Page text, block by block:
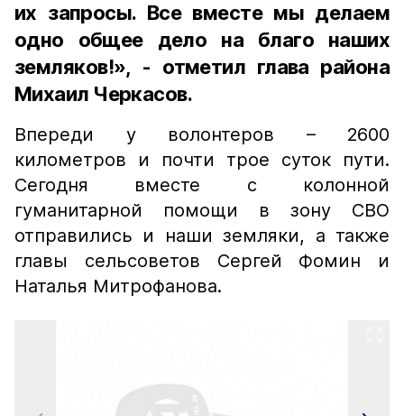
их запросы. Все вместе мы делаем
одно общее дело на благо наших
земляков!», - отметил глава района
Михаил Черкасов.
Впереди у волонтеров – 2600
километров и почти трое суток пути.
Сегодня вместе с колонной
гуманитарной помощи в зону СВО
отправились и наши земляки, а также
главы сельсоветов Сергей Фомин и
Наталья Митрофанова.